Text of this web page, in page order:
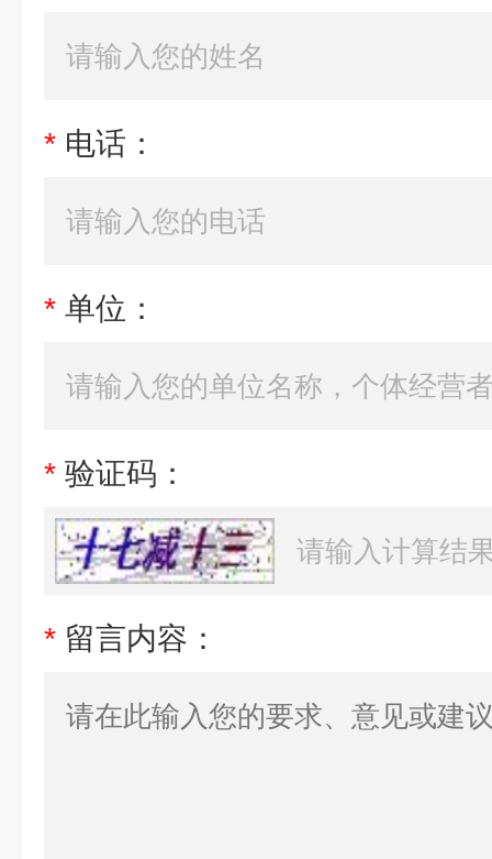
* 电话：
* 单位：
* 验证码：
* 留言内容：